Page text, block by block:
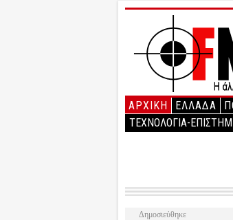
ΑΡΧΙΚΉ ΕΛΛΑΔΑ
ΤΕΧΝΟΛΟΓΙΑ-
Δημοσιεύθηκε